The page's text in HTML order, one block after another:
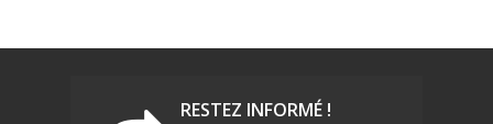
RESTEZ INFORMÉ !